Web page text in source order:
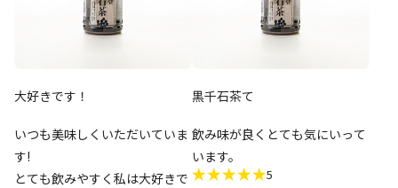
大好きです！
いつも美味しくいただいていま
す!
とても飲みやすく私は大好きで
黒千石茶て
飲み味が良くとても気にいって
います。
5